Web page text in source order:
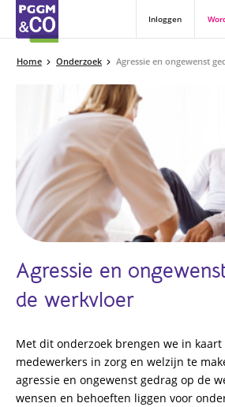
Inloggen
Home Onderzoek Agressie en ongewenst
Agressie en
de werkvloer
Met dit onderzoek brengen we in
medewerkers in zorg en welzijn te
agressie en ongewenst gedrag op de
wensen en behoeften liggen voor